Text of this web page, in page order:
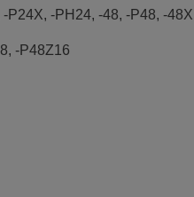
P24X, -PH24, -48, -P48, -
-P48Z16